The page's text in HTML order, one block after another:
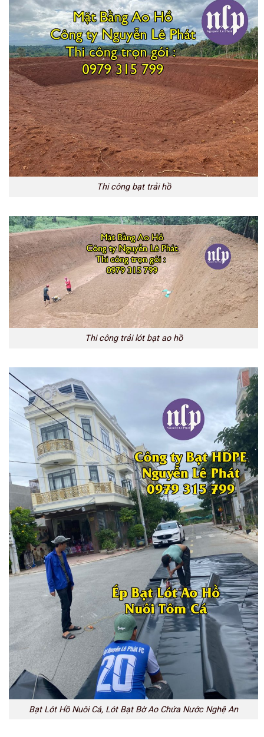
Thi công bạt trải hồ
Thi công trải lót bạt ao hồ
Bạt Lót Hồ Nuôi Cá, Lót Bạt Bờ Ao Chứa Nước Nghệ An